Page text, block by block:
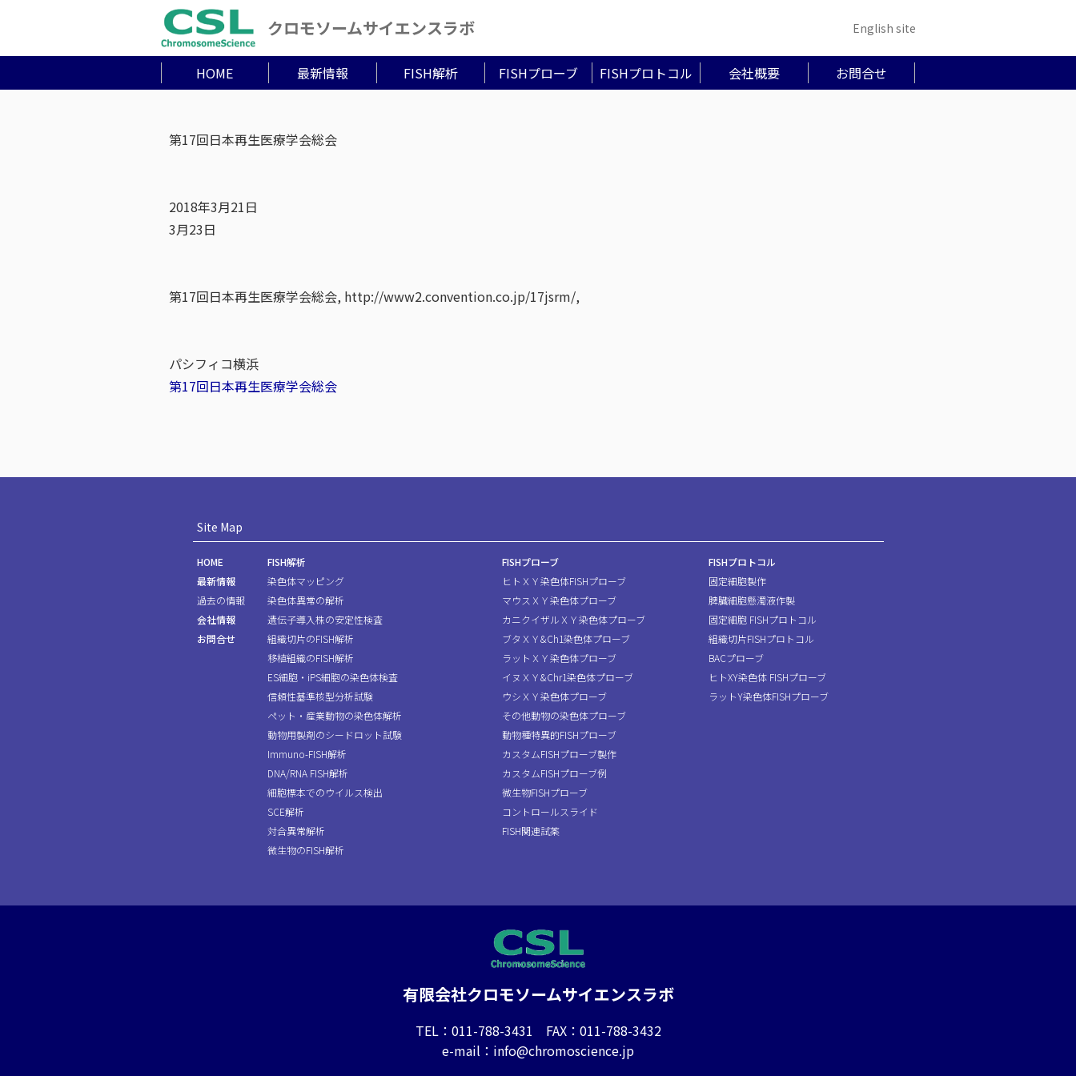
クロモソームサイエンスラボ English site
HOME 最新情報 FISH解析 FISHプローブ FISHプロトコル 会社概要 お問合せ
第17回日本再生医療学会総会
2018年3月21日
3月23日
第17回日本再生医療学会総会, http://www2.convention.co.jp/17jsrm/,
パシフィコ横浜
第17回日本再生医療学会総会
Site Map
HOME
最新情報
過去の情報
会社情報
お問合せ
FISH解析
染色体マッピング
染色体異常の解析
遺伝子導入株の安定性検査
組織切片のFISH解析
移植組織のFISH解析
ES細胞・iPS細胞の染色体検査
信頼性基準核型分析試験
ペット・産業動物の染色体解析
動物用製剤のシードロット試験
Immuno-FISH解析
DNA/RNA FISH解析
細胞標本でのウイルス検出
SCE解析
対合異常解析
微生物のFISH解析
FISHプローブ
ヒトＸＹ染色体FISHプローブ
マウスＸＹ染色体プローブ
カニクイザルＸＹ染色体プローブ
ブタＸＹ&Ch1染色体プローブ
ラットＸＹ染色体プローブ
イヌＸＹ&Chr1染色体プローブ
ウシＸＹ染色体プローブ
その他動物の染色体プローブ
動物種特異的FISHプローブ
カスタムFISHプローブ製作
カスタムFISHプローブ例
微生物FISHプローブ
コントロールスライド
FISH関連試薬
FISHプロトコル
固定細胞製作
脾臓細胞懸濁液作製
固定細胞 FISHプロトコル
組織切片FISHプロトコル
BACプローブ
ヒトXY染色体 FISHプローブ
ラットY染色体FISHプローブ
有限会社クロモソームサイエンスラボ
TEL：011-788-3431 FAX：011-788-3432
e-mail：info@chromoscience.jp